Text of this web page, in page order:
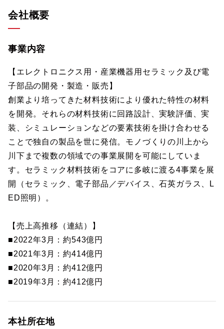
会社概要
事業内容
【エレクトロニクス用・産業機器用セラミック及び電
子部品の開発・製造・販売】
創業より培ってきた材料技術により優れた特性の材料
を開発。それらの材料技術に回路設計、実験評価、実
装、シミュレーションなどの要素技術を掛け合わせる
ことで独自の製品を世に発信。モノづくりの川上から
川下まで複数の領域での事業展開を可能にしていま
す。セラミック材料技術をコアに多岐に渡る4事業を展
開（セラミック、電子部品／デバイス、石英ガラス、L
ED照明）。
【売上高推移（連結）】
■2022年3月：約543億円
■2021年3月：約414億円
■2020年3月：約412億円
■2019年3月：約412億円
本社所在地